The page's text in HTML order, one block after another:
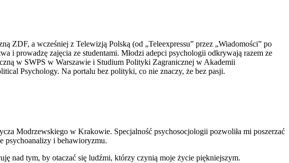
ZDF, a wcześniej z Telewizją Polską (od „Teleexpressu” przez „Wiadomości” po
prowadzę zajęcia ze studentami. Młodzi adepci psychologii odkrywają razem ze
w SWPS w Warszawie i Studium Polityki Zagranicznej w Akademii
Psychology. Na portalu bez polityki, co nie znaczy, że bez pasji.
Modrzewskiego w Krakowie. Specjalność psychosocjologii pozwoliła mi poszerzać
psychoanalizy i behawioryzmu.
nad tym, by otaczać się ludźmi, którzy czynią moje życie piękniejszym.